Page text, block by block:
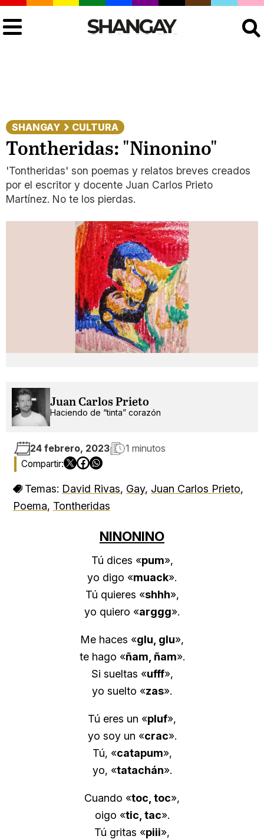
SHANGAY CULTURA
Tontheridas: "Ninonino"
'Tontheridas' son poemas y relatos breves creados
por el escritor y docente Juan Carlos Prieto
Martínez. No te los pierdas.
Juan Carlos Prieto
Haciendo de “tinta” corazón
24 febrero, 2023 1 minutos
Temas: David Rivas, Gay, Juan Carlos Prieto,
Poema, Tontheridas
NINONINO
Tú dices «pum»,
yo digo «muack».
Tú quieres «shhh»,
yo quiero «arggg».
Me haces «glu, glu»,
te hago «ñam, ñam».
Si sueltas «ufff»,
yo suelto «zas».
Tú eres un «pluf»,
yo soy un «crac».
Tú, «catapum»,
yo, «tatachán».
Cuando «toc, toc»,
oigo «tic, tac».
Tú gritas «piii»,